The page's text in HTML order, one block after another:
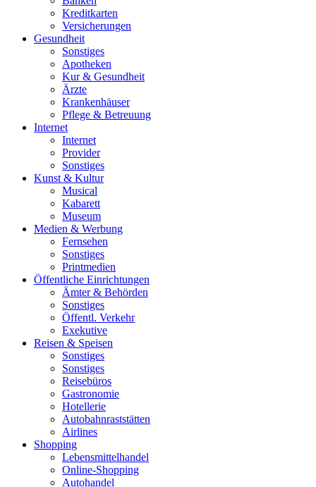
Kreditkarten
Versicherungen
Gesundheit
Sonstiges
Apotheken
Kur & Gesundheit
Ärzte
Krankenhäuser
Pflege & Betreuung
Internet
Internet
Provider
Sonstiges
Kunst & Kultur
Musical
Kabarett
Museum
Medien & Werbung
Fernsehen
Sonstiges
Printmedien
Öffentliche Einrichtungen
Ämter & Behörden
Sonstiges
Öffentl. Verkehr
Exekutive
Reisen & Speisen
Sonstiges
Sonstiges
Reisebüros
Gastronomie
Hotellerie
Autobahnraststätten
Airlines
Shopping
Lebensmittelhandel
Online-Shopping
Autohandel